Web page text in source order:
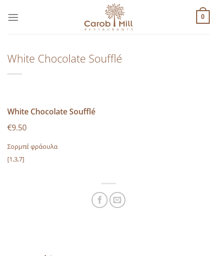
στο
0
White Chocolate Soufflé
White Chocolate Soufflé
€9.50
Σορμπέ φράουλα
[1,3,7]